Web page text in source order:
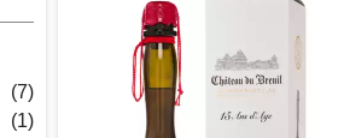
(7)
(1)